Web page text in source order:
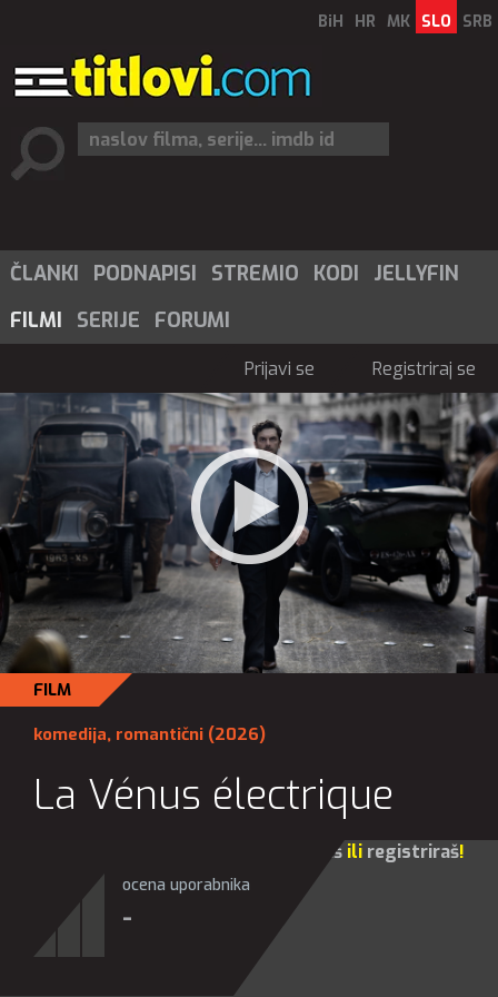
BiH HR MK SLO SRB
ČLANKI PODNAPISI STREMIO KODI
JELLYFIN
FILMI
SERIJE FORUMI
Prijavi se Registriraj se
FILM
komedija, romantični (2026)
La Vénus électrique
prijaviš ili registriraš!
ocena uporabnika
-